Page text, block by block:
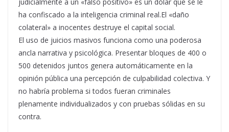
ha confiscado a la inteligencia criminal real.El «daño
colateral» a inocentes destruye el capital social.
El uso de juicios masivos funciona como una poderosa
ancla narrativa y psicológica. Presentar bloques de 400 o
500 detenidos juntos genera automáticamente en la
opinión pública una percepción de culpabilidad colectiva. Y
no habría problema si todos fueran criminales
plenamente individualizados y con pruebas sólidas en su
contra.